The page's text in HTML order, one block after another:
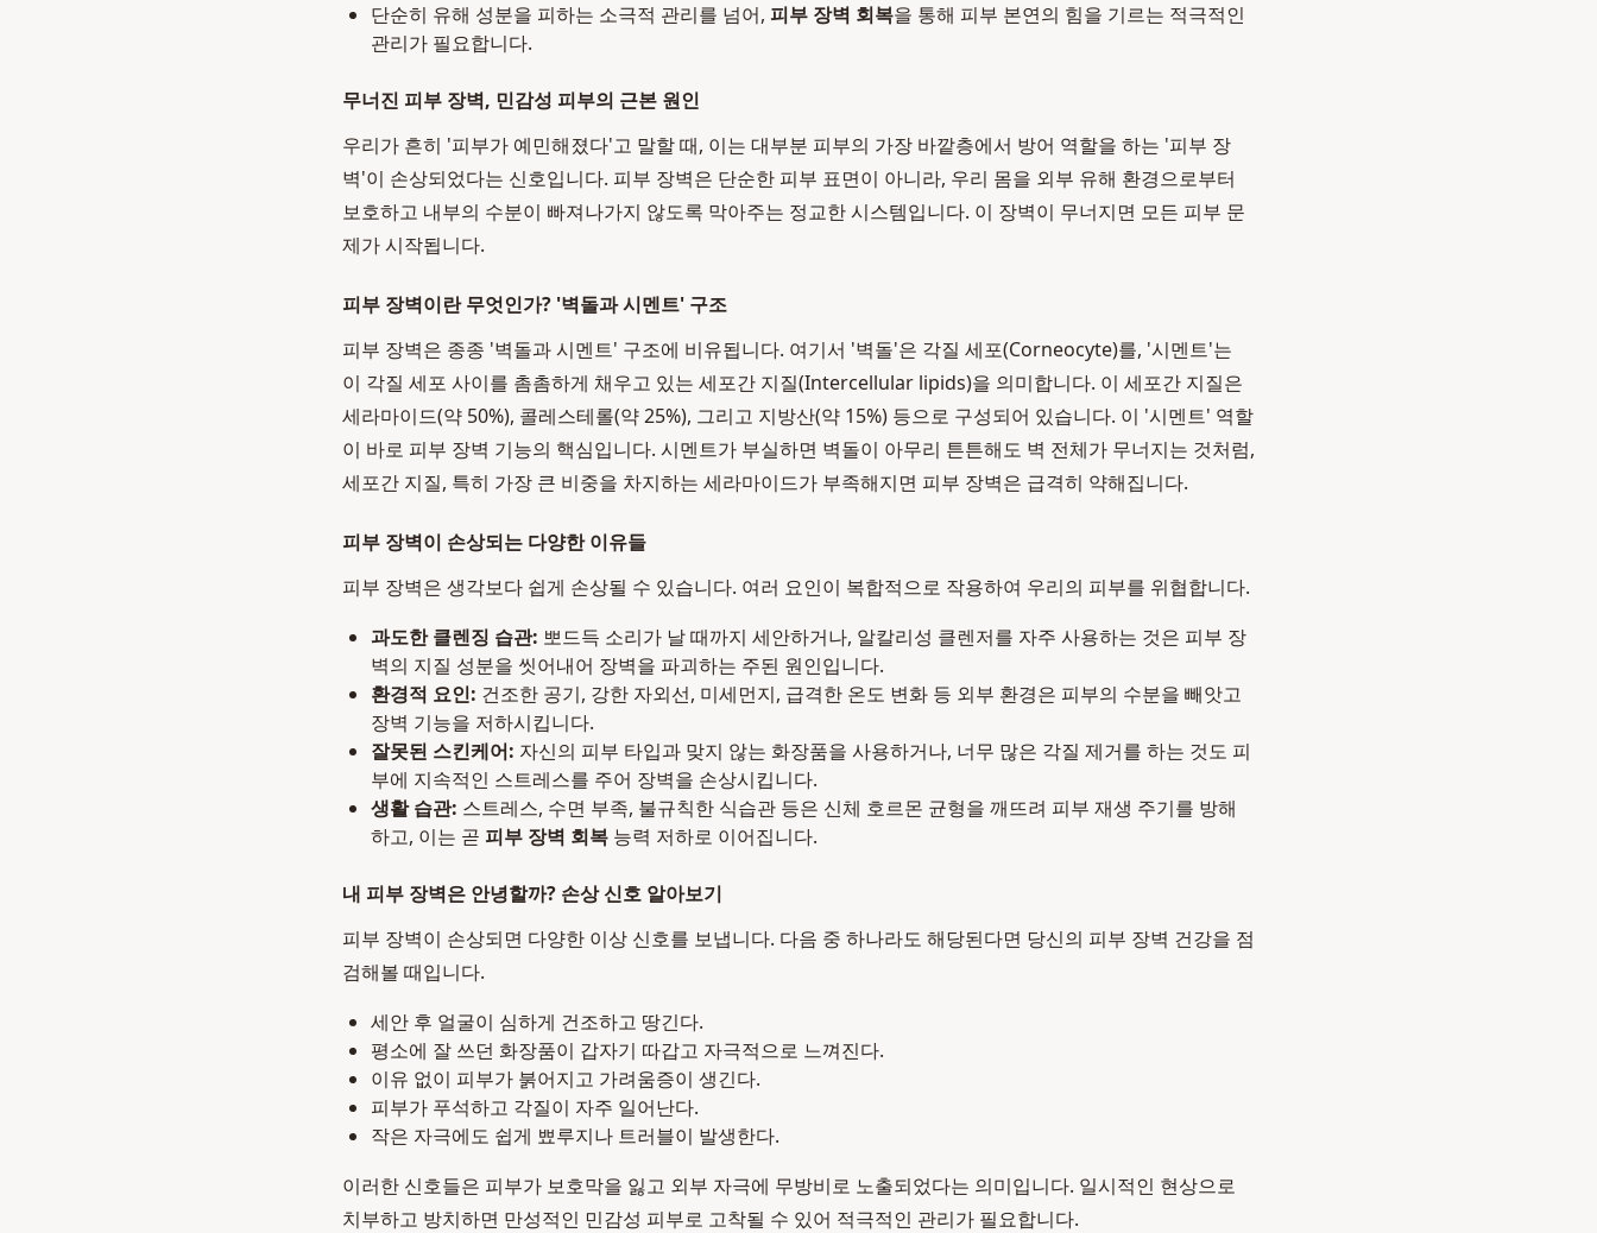
단순히 유해 성분을 피하는 소극적 관리를 넘어, 피부 장벽 회복을 통해 피부 본연의 힘을 기르는 적극적인
관리가 필요합니다.
무너진 피부 장벽, 민감성 피부의 근본 원인
우리가 흔히 '피부가 예민해졌다'고 말할 때, 이는 대부분 피부의 가장 바깥층에서 방어 역할을 하는 '피부 장
벽'이 손상되었다는 신호입니다. 피부 장벽은 단순한 피부 표면이 아니라, 우리 몸을 외부 유해 환경으로부터
보호하고 내부의 수분이 빠져나가지 않도록 막아주는 정교한 시스템입니다. 이 장벽이 무너지면 모든 피부 문
제가 시작됩니다.
피부 장벽이란 무엇인가? '벽돌과 시멘트' 구조
피부 장벽은 종종 '벽돌과 시멘트' 구조에 비유됩니다. 여기서 '벽돌'은 각질 세포(Corneocyte)를, '시멘트'는
이 각질 세포 사이를 촘촘하게 채우고 있는 세포간 지질(Intercellular lipids)을 의미합니다. 이 세포간 지질은
세라마이드(약 50%), 콜레스테롤(약 25%), 그리고 지방산(약 15%) 등으로 구성되어 있습니다. 이 '시멘트' 역할
이 바로 피부 장벽 기능의 핵심입니다. 시멘트가 부실하면 벽돌이 아무리 튼튼해도 벽 전체가 무너지는 것처럼,
세포간 지질, 특히 가장 큰 비중을 차지하는 세라마이드가 부족해지면 피부 장벽은 급격히 약해집니다.
피부 장벽이 손상되는 다양한 이유들
피부 장벽은 생각보다 쉽게 손상될 수 있습니다. 여러 요인이 복합적으로 작용하여 우리의 피부를 위협합니다.
과도한 클렌징 습관: 뽀드득 소리가 날 때까지 세안하거나, 알칼리성 클렌저를 자주 사용하는 것은 피부 장
벽의 지질 성분을 씻어내어 장벽을 파괴하는 주된 원인입니다.
환경적 요인: 건조한 공기, 강한 자외선, 미세먼지, 급격한 온도 변화 등 외부 환경은 피부의 수분을 빼앗고
장벽 기능을 저하시킵니다.
잘못된 스킨케어: 자신의 피부 타입과 맞지 않는 화장품을 사용하거나, 너무 많은 각질 제거를 하는 것도 피
부에 지속적인 스트레스를 주어 장벽을 손상시킵니다.
생활 습관: 스트레스, 수면 부족, 불규칙한 식습관 등은 신체 호르몬 균형을 깨뜨려 피부 재생 주기를 방해
하고, 이는 곧 피부 장벽 회복 능력 저하로 이어집니다.
내 피부 장벽은 안녕할까? 손상 신호 알아보기
피부 장벽이 손상되면 다양한 이상 신호를 보냅니다. 다음 중 하나라도 해당된다면 당신의 피부 장벽 건강을 점
검해볼 때입니다.
세안 후 얼굴이 심하게 건조하고 땅긴다.
평소에 잘 쓰던 화장품이 갑자기 따갑고 자극적으로 느껴진다.
이유 없이 피부가 붉어지고 가려움증이 생긴다.
피부가 푸석하고 각질이 자주 일어난다.
작은 자극에도 쉽게 뾰루지나 트러블이 발생한다.
이러한 신호들은 피부가 보호막을 잃고 외부 자극에 무방비로 노출되었다는 의미입니다. 일시적인 현상으로
치부하고 방치하면 만성적인 민감성 피부로 고착될 수 있어 적극적인 관리가 필요합니다.